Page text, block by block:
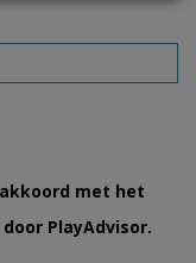
met het
PlayAdvisor.